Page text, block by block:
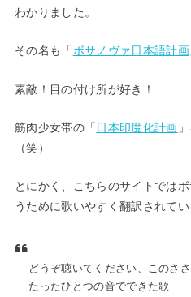
わかりました。
その名も「 ボサノヴァ日本語計画
素敵！目の付け所が好き！
筋肉少女帯の「 日本印度化計画
（笑）
とにかく、こちらのサイトでは
うために歌いやすく翻訳されてい
どうぞ聴いてください、このさ
たったひとつの音でできた歌